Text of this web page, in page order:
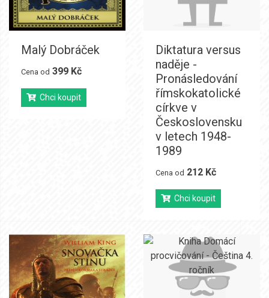
Malý Dobráček
Cena od 399 Kč
Chci koupit
Diktatura versus
naděje -
Pronásledování
římskokatolické
církve v
Československu
v letech 1948-
1989
Cena od 212 Kč
Chci koupit